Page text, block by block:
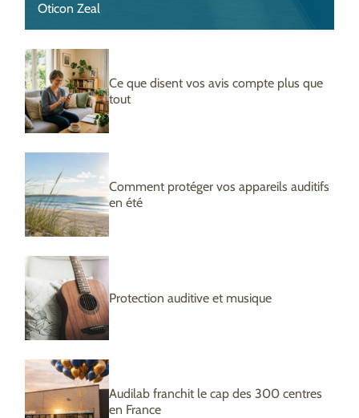
Oticon Zeal
Ce que disent vos avis compte plus que
tout
Comment protéger vos appareils auditifs
en été
Protection auditive et musique
Audilab franchit le cap des 300 centres
en France